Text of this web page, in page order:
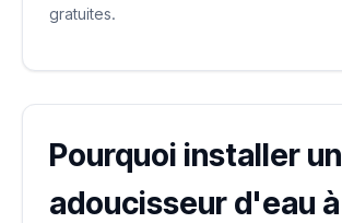
gratuites.
Pourquoi installer un
adoucisseur d'eau à